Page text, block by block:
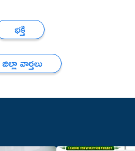
భక్తి
జిల్లా వార్తలు